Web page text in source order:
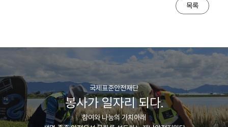
목록
국제표준안전재단
봉사가 일자리 되다.
참여와 나눔의 가치아래